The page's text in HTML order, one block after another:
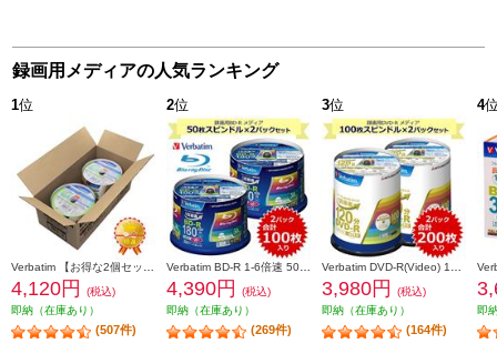
録画用メディアの人気ランキング
1位
4,120円
(税込)
即納（在庫あり）
(507件)
2位
4,390円
(税込)
即納（在庫あり）
(269件)
3位
3,980円
(税込)
即納（在庫あり）
(164件)
4
即